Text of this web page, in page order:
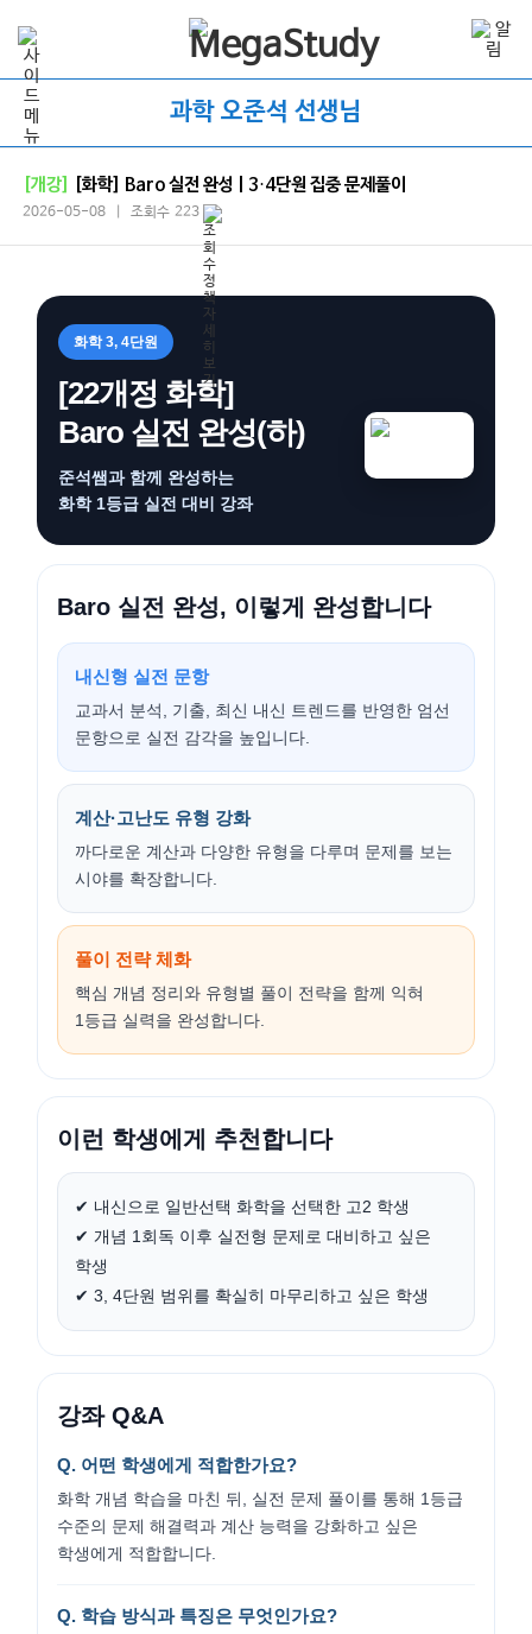
과학 오준석 선생님
[개강] [화학] Baro 실전 완성 | 3·4단원 집중 문제풀이
2026-05-08 | 조회수 223
화학 3, 4단원
[22개정 화학]
Baro 실전 완성(하)
준석쌤과 함께 완성하는
화학 1등급 실전 대비 강좌
Baro 실전 완성, 이렇게 완성합니다
내신형 실전 문항
교과서 분석, 기출, 최신 내신 트렌드를 반영한 엄선
문항으로 실전 감각을 높입니다.
계산·고난도 유형 강화
까다로운 계산과 다양한 유형을 다루며 문제를 보는
시야를 확장합니다.
풀이 전략 체화
핵심 개념 정리와 유형별 풀이 전략을 함께 익혀
1등급 실력을 완성합니다.
이런 학생에게 추천합니다
✔ 내신으로 일반선택 화학을 선택한 고2 학생
✔ 개념 1회독 이후 실전형 문제로 대비하고 싶은
학생
✔ 3, 4단원 범위를 확실히 마무리하고 싶은 학생
강좌 Q&A
Q. 어떤 학생에게 적합한가요?
화학 개념 학습을 마친 뒤, 실전 문제 풀이를 통해 1등급
수준의 문제 해결력과 계산 능력을 강화하고 싶은
학생에게 적합합니다.
Q. 학습 방식과 특징은 무엇인가요?